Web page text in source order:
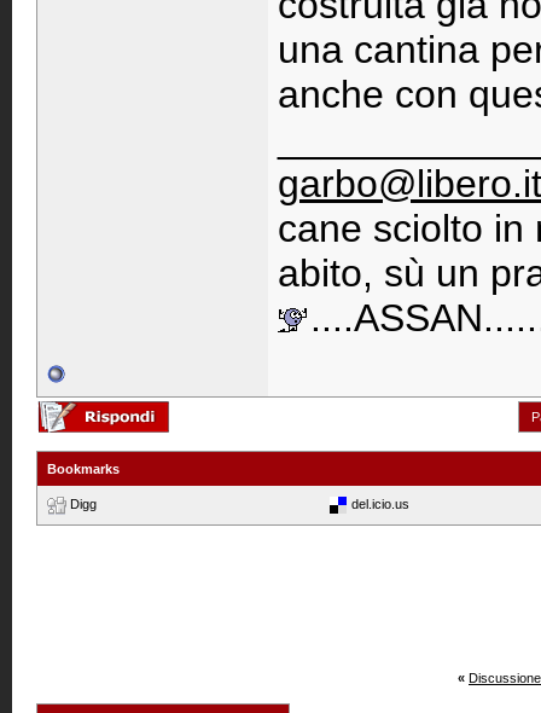
una cantina
anche con
garbo@libero.it
cane sciolto in
abito, sù un
Bookmarks
Digg del.icio.us
«